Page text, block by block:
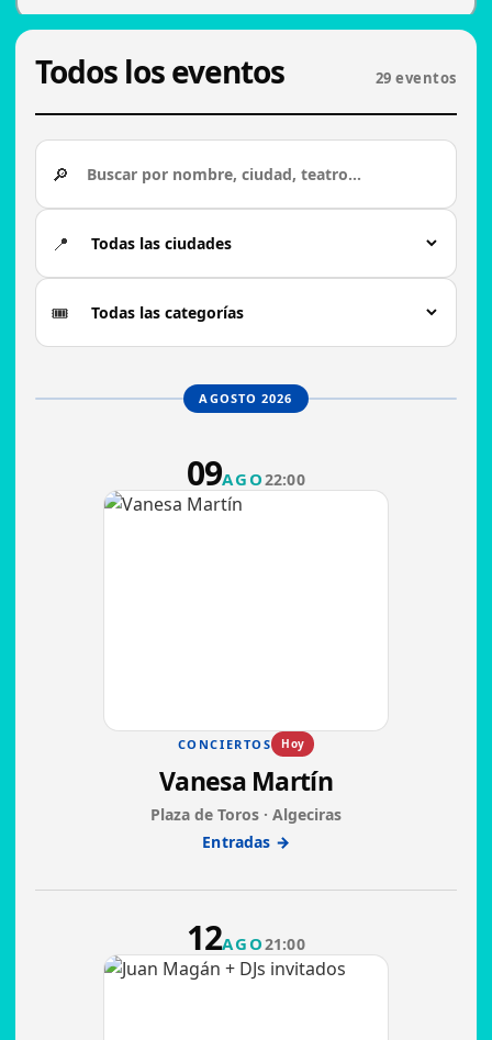
Todos los eventos 29 eventos
🔎
📍
🎟️
AGOSTO 2026
09AGO22:00
CONCIERTOS Hoy
Vanesa Martín
Plaza de Toros · Algeciras
Entradas →
12AGO21:00